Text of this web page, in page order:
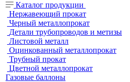
Каталог продукции
Нержавеющий прокат
Черный металлопрокат
Детали трубопроводов и метизы
Листовой металл
Оцинкованный металлопрокат
Трубный прокат
Цветной металлопрокат
Газовые баллоны